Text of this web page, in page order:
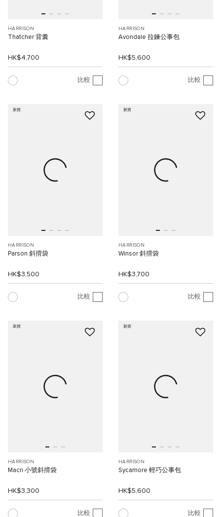
HARRISON
Thatcher 背囊
HK$4,700
比較
HARRISON
Avondale 拉鍊公事包
HK$5,600
比較
新貨
HARRISON
Parson 斜揹袋
HK$3,500
比較
新貨
HARRISON
Winsor 斜揹袋
HK$3,700
比較
新貨
HARRISON
Macri 小號斜揹袋
HK$3,300
比較
新貨
HARRISON
Sycamore 輕巧公事包
HK$5,600
比較